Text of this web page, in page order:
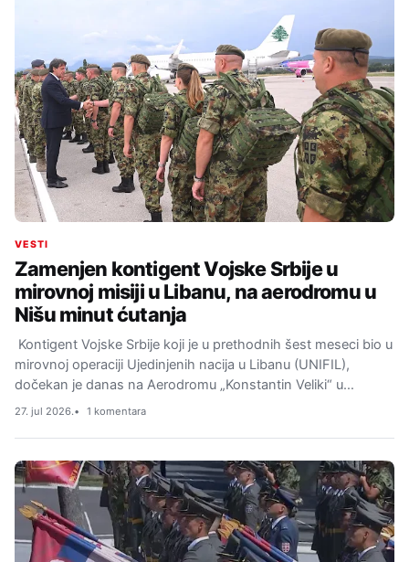
VESTI
Zamenjen kontigent Vojske Srbije u
mirovnoj misiji u Libanu, na aerodromu u
Nišu minut ćutanja
Kontigent Vojske Srbije koji je u prethodnih šest meseci bio u
mirovnoj operaciji Ujedinjenih nacija u Libanu (UNIFIL),
dočekan je danas na Aerodromu „Konstantin Veliki“ u…
27. jul 2026. 1 komentara